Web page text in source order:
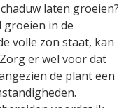
laten groeien?
groeien in de
volle zon staat, kan
er wel voor dat
de plant een